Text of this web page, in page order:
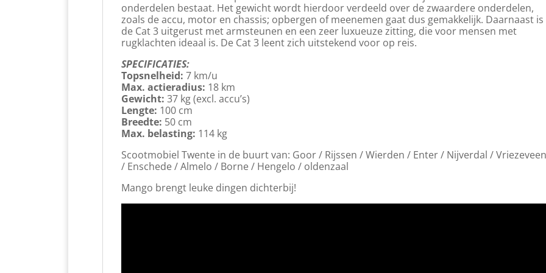
onderdelen bestaat. Het gewicht wordt hierdoor verdeeld over de zwaardere onderdelen,
zoals de accu, motor en chassis; opbergen of meenemen gaat dus gemakkelijk. Daarnaast is
de Cat 3 uitgerust met armsteunen en een zeer luxueuze zitting, die voor mensen met
rugklachten ideaal is. De Cat 3 leent zich uitstekend voor op reis.
SPECIFICATIES:
Topsnelheid: 7 km/u
Max. actieradius: 18 km
Gewicht: 37 kg (excl. accu’s)
Lengte: 100 cm
Breedte: 50 cm
Max. belasting: 114 kg
Scootmobiel Twente in de buurt van: Goor / Rijssen / Wierden / Enter / Nijverdal / Vriezeveen
/ Enschede / Almelo / Borne / Hengelo / oldenzaal
Mango brengt leuke dingen dichterbij!